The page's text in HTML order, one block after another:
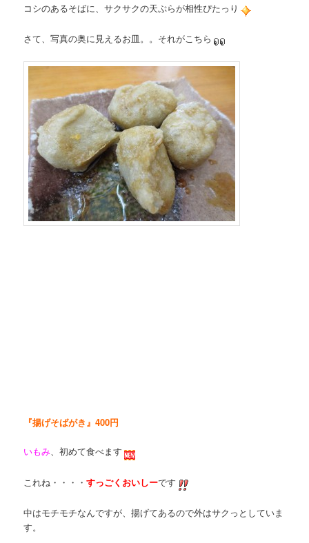
コシのあるそばに、サクサクの天ぷらが相性ぴたっり
さて、写真の奥に見えるお皿。。それがこちら
『揚げそばがき』400円
いもみ、初めて食べます
これね・・・・すっごくおいしーです
中はモチモチなんですが、揚げてあるので外はサクっとしていま
す。